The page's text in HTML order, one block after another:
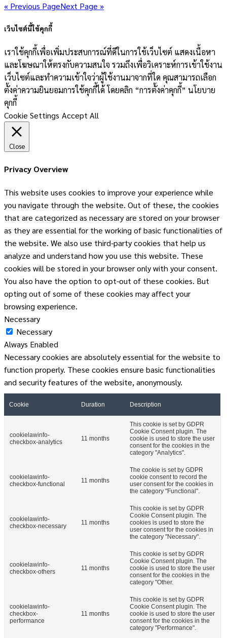
« Previous PageNext Page »
เว็บไซต์นี้ใช้คุกกี้
เราใช้คุกกี้เพื่อเพิ่มประสบการณ์ที่ดีในการใช้เว็บไซต์ แสดงเนื้อหา
และโฆษณาให้ตรงกับความสนใจ รวมถึงเพื่อวิเคราะห์การเข้าใช้งาน
เว็บไซต์และทำความเข้าใจว่าผู้ใช้งานมาจากที่ใด คุณสามารถเลือก
ตั้งค่าความยินยอมการใช้คุกกี้ได้ โดยคลิก “การตั้งค่าคุกกี้” นโยบาย
คุกกี้
Cookie Settings Accept All
Close
Privacy Overview
This website uses cookies to improve your experience while
you navigate through the website. Out of these, the cookies
that are categorized as necessary are stored on your browser
as they are essential for the working of basic functionalities of
the website. We also use third-party cookies that help us
analyze and understand how you use this website. These
cookies will be stored in your browser only with your consent.
You also have the option to opt-out of these cookies. But
opting out of some of these cookies may affect your
browsing experience.
Necessary
Necessary
Always Enabled
Necessary cookies are absolutely essential for the website to
function properly. These cookies ensure basic functionalities
and security features of the website, anonymously.
Cookie Duration Description
cookielawinfo-
checkbox-analytics
11 months
This cookie is set by GDPR
Cookie Consent plugin. The
cookie is used to store the user
consent for the cookies in the
category "Analytics".
cookielawinfo-
checkbox-functional
11 months
The cookie is set by GDPR
cookie consent to record the
user consent for the cookies in
the category "Functional".
cookielawinfo-
checkbox-necessary
11 months
This cookie is set by GDPR
Cookie Consent plugin. The
cookies is used to store the
user consent for the cookies in
the category "Necessary".
cookielawinfo-
checkbox-others
11 months
This cookie is set by GDPR
Cookie Consent plugin. The
cookie is used to store the user
consent for the cookies in the
category "Other.
cookielawinfo-
checkbox-
performance
11 months
This cookie is set by GDPR
Cookie Consent plugin. The
cookie is used to store the user
consent for the cookies in the
category "Performance".